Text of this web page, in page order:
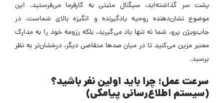
پشت سر گذاشته‌اید، سیگنال مثبتی به کارفرما می‌فرستید. این
موضوع نشان‌دهنده روحیه یادگیرنده و انگیزه بالای شماست. در
جاب‌ویژن پرو، شما نه تنها یاد می‌گیرید، بلکه رزومه خود را به مدارک
معتبر مزین می‌کنید تا در میان صدها متقاضی دیگر، درخشان‌تر به نظر
برسید.
سرعت عمل؛ چرا باید اولین نفر باشید؟
(سیستم اطلاع‌رسانی پیامکی)